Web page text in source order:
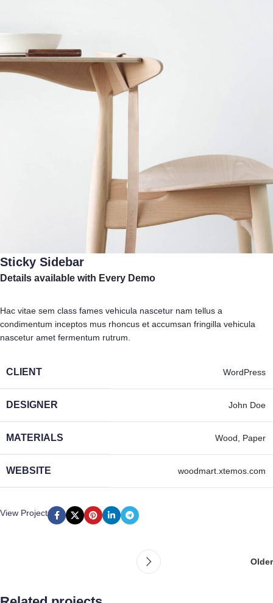
Sticky Sidebar
Details available with Every Demo
Hac vitae sem class fames vehicula nascetur nam tellus a
condimentum inceptos mus rhoncus et accumsan fringilla vehicula
nascetur amet fermentum rutrum.
CLIENT WordPress
DESIGNER John Doe
MATERIALS Wood, Paper
WEBSITE woodmart.xtemos.com
View Project
Older